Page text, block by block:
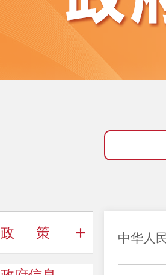
政 策 中华人